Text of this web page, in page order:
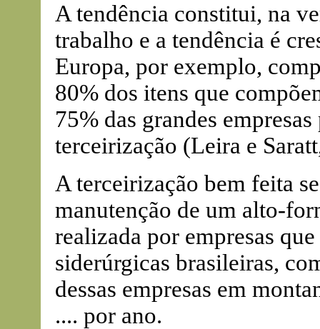
A tendência constitui, na
trabalho e a tendência é
Europa, por exemplo,
80% dos itens que
75% das grandes
terceirização (Leira e
A terceirização bem feita
manutenção de um alto-
realizada por empresas
siderúrgicas brasileiras,
dessas empresas em
.... por ano.